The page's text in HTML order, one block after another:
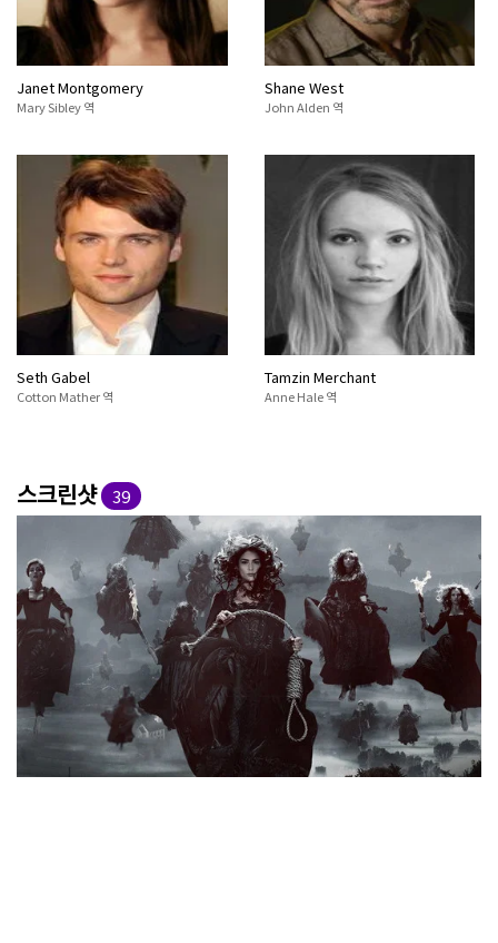
Janet Montgomery
Mary Sibley 역
Shane West
John Alden 역
Seth Gabel
Cotton Mather 역
Tamzin Merchant
Anne Hale 역
스크린샷 39